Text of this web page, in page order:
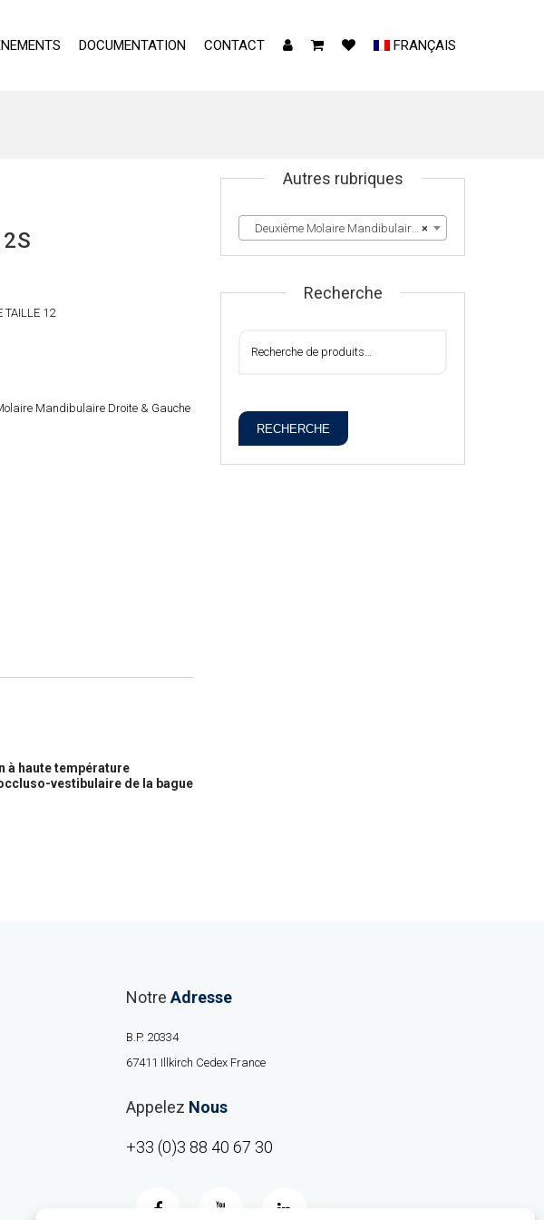
DOCUMENTATION CONTACT FRANÇAIS
TAILLE 12
Mandibulaire Droite & Gauche
à haute température
vestibulaire de la bague
Autres rubriques
×
Deuxième Molaire Mandibulaire Droite & Gauche
Recherche
RECHERCHE
Notre Adresse
B.P. 20334
67411 Illkirch Cedex France
Appelez Nous
+33 (0)3 88 40 67 30